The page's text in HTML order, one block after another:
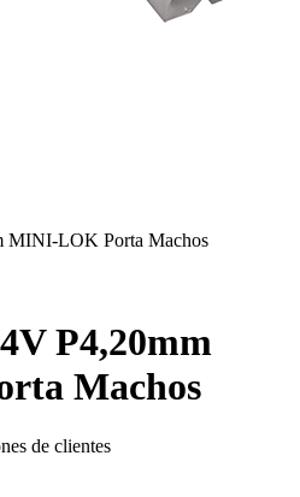
P4,20mm
Machos
de clientes